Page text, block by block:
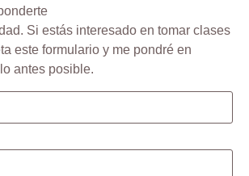
Si estás interesado en tomar clases
este formulario y me pondré en
antes posible.